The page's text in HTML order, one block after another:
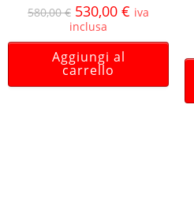
580,00€ 530,00 € iva
inclusa
Aggiungi al
carrello